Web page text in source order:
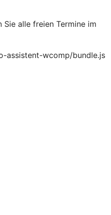
alle freien Termine im
assistent-wcomp/bundle.js